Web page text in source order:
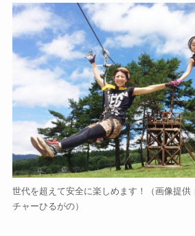
世代を超えて安全に楽しめます！（画像提供
チャーひるがの）